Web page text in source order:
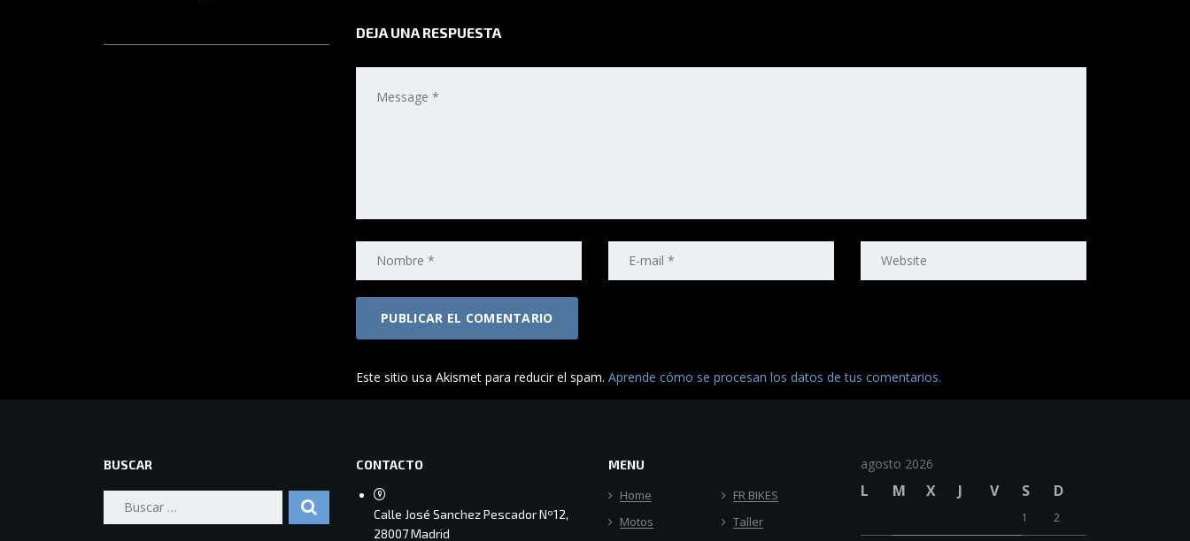
DEJA UNA RESPUESTA
Este sitio usa Akismet para reducir el spam. Aprende cómo se procesan los datos de tus comentarios.
BUSCAR
Buscar:
CONTACTO
Calle José Sanchez Pescador Nº12,
28007 Madrid
MENU
Home
FR BIKES
Motos
Taller
agosto 2026
L M X J V S D
1 2